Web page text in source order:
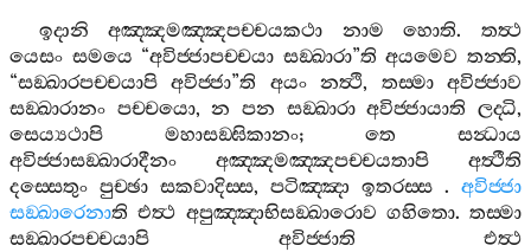
ඉදානි අඤ‍්ඤමඤ‍්ඤපච‍්චයකථා නාම හොති. තත්‍ථ
යෙසං සමයෙ “අවිජ‍්ජාපච‍්චයා සඞ‍්ඛාරා”ති අයමෙව තන‍්ති,
“සඞ‍්ඛාරපච‍්චයාපි අවිජ‍්ජා”ති අයං නත්‍ථි, තස‍්මා
අවිජ‍්ජාව
සඞ‍්ඛාරානං පච‍්චයො,න පන සඞ‍්ඛාරා අවිජ‍්ජායාති ලද‍්ධි,
සෙය්‍යථාපි
මහාසඞ‍්ඝිකානං;තෙ
සන්‍ධාය
අවිජ‍්ජාසඞ‍්ඛාරාදීනං
අඤ‍්ඤමඤ‍්ඤපච‍්චයතාපි
අත්‍ථීති
දස‍්සෙතුං පුච‍්ඡා සකවාදිස‍්ස, පටිඤ‍්ඤා ඉතරස‍්ස . අවිජ‍්ජා
සඞ‍්ඛාරෙනාති එත්‍ථ අපුඤ‍්ඤාභිසඞ‍්ඛාරොව ගහිතො. තස‍්මා
සඞ‍්ඛාරපච‍්චයාපි
අවිජ‍්ජාති
එත්‍ථ